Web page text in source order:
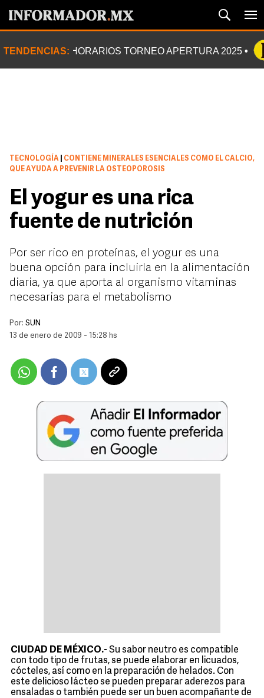
TENDENCIAS: HORARIOS TORNEO APERTURA 2025
TECNOLOGÍA
CONTIENE MINERALES ESENCIALES COMO EL CALCIO,
QUE AYUDA A PREVENIR LA OSTEOPOROSIS
El yogur es una rica
fuente de nutrición
Por ser rico en proteínas, el yogur es una
buena opción para incluirla en la alimentación
diaria, ya que aporta al organismo vitaminas
necesarias para el metabolismo
Por: SUN
13 de enero de 2009 - 15:28 hs
CIUDAD DE MÉXICO.- Su sabor neutro es compatible
con todo tipo de frutas, se puede elaborar en licuados,
cócteles, así como en la preparación de helados. Con
este delicioso lácteo se pueden preparar aderezos para
ensaladas o también puede ser un buen acompañante de